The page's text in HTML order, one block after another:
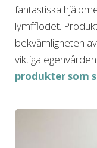
fantastiska
lymfflödet.
bekvämligheten
viktiga
produkter som